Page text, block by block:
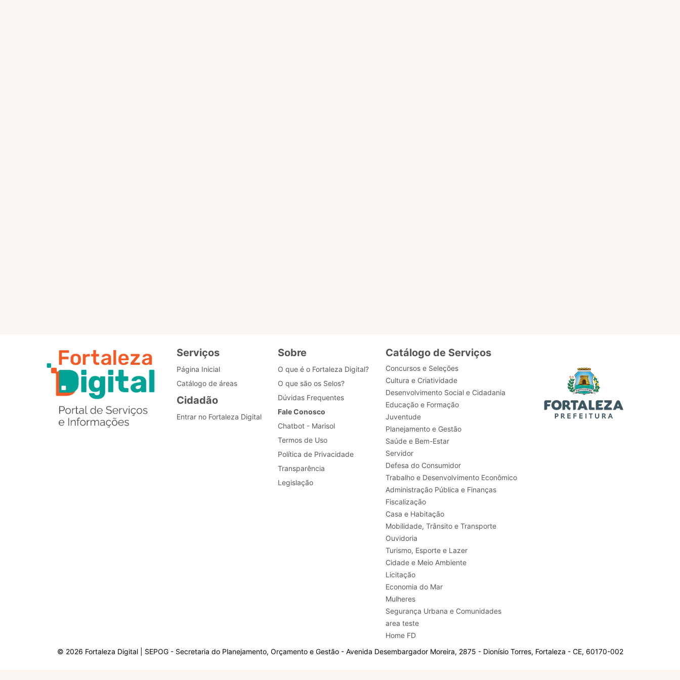
Serviços
Página Inicial
Catálogo de áreas
Cidadão
Entrar no Fortaleza Digital
Sobre
O que é o Fortaleza Digital?
O que são os Selos?
Dúvidas Frequentes
Fale Conosco
Chatbot - Marisol
Termos de Uso
Política de Privacidade
Transparência
Legislação
Catálogo de Serviços
Concursos e Seleções
Cultura e Criatividade
Desenvolvimento Social e Cidadania
Educação e Formação
Juventude
Planejamento e Gestão
Saúde e Bem-Estar
Servidor
Defesa do Consumidor
Trabalho e Desenvolvimento Econômico
Administração Pública e Finanças
Fiscalização
Casa e Habitação
Mobilidade, Trânsito e Transporte
Ouvidoria
Turismo, Esporte e Lazer
Cidade e Meio Ambiente
Licitação
Economia do Mar
Mulheres
Segurança Urbana e Comunidades
area teste
Home FD
© 2026 Fortaleza Digital | SEPOG - Secretaria do Planejamento, Orçamento e Gestão - Avenida Desembargador Moreira, 2875 - Dionísio Torres, Fortaleza - CE, 60170-002